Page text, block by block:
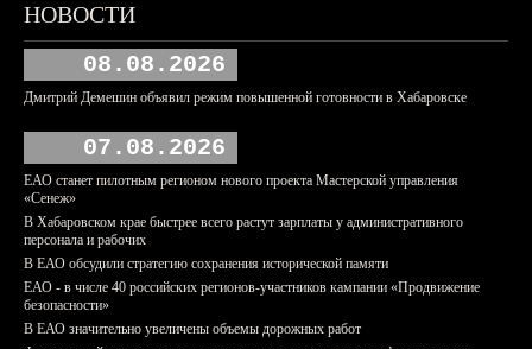
НОВОСТИ
08.08.2026
Дмитрий Демешин объявил режим повышенной готовности в Хабаровске
07.08.2026
ЕАО станет пилотным регионом нового проекта Мастерской управления
«Сенеж»
В Хабаровском крае быстрее всего растут зарплаты у административного
персонала и рабочих
В ЕАО обсудили стратегию сохранения исторической памяти
ЕАО - в числе 40 российских регионов-участников кампании «Продвижение
безопасности»
В ЕАО значительно увеличены объемы дорожных работ